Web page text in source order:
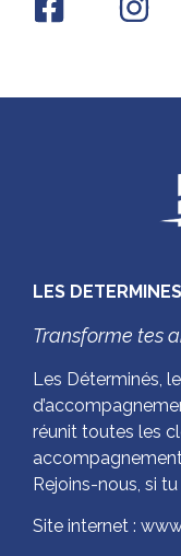
LES DETERMINES
Transforme tes
Les Déterminés,
réunit toutes les
Rejoins-nous, si
Site internet :